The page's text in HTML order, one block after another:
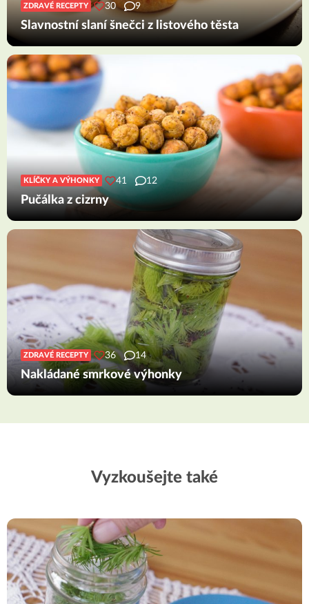
ZDRAVÉ RECEPTY 30 9
Slavnostní slaní šnečci z listového těsta
KLÍČKY A VÝHONKY 41 12
Pučálka z cizrny
ZDRAVÉ RECEPTY 36 14
Nakládané smrkové výhonky
Vyzkoušejte také